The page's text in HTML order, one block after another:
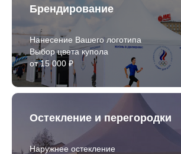
Брендирование
Нанесение Вашего логотипа
Выбор цвета купола
от 15 000 ₽
Остекление и перегородки
Наружнее остекление